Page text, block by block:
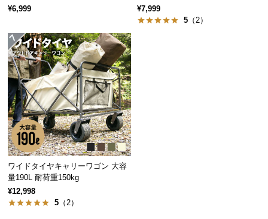
に
い
て
搬
入
経
路
に
つ
い
て
返
¥6,999
¥7,999
5 （2）
ワイドタイヤキャリーワゴン 大容
量190L 耐荷重150kg
¥12,998
5 （2）